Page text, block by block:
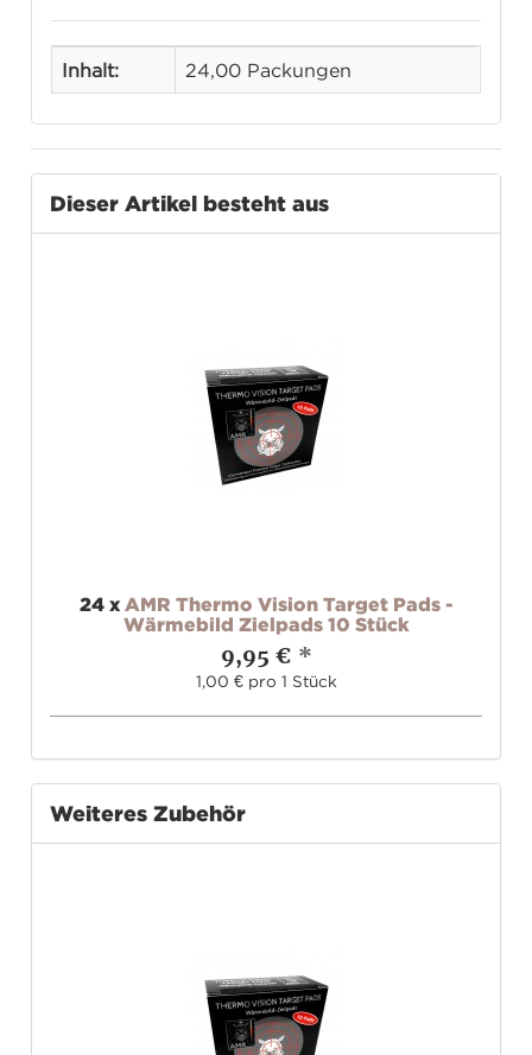
Inhalt: 24,00 Packungen
Dieser Artikel besteht aus
24 x AMR Thermo Vision Target Pads -
Wärmebild Zielpads 10 Stück
9,95 € *
1,00 € pro 1 Stück
Weiteres Zubehör